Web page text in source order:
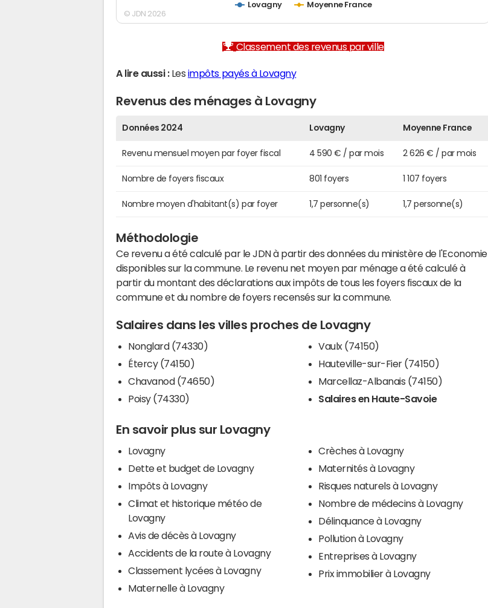
Lovagny Moyenne France
© JDN 2026
Classement des revenus par ville
A lire aussi :Les impôts payés à Lovagny
Revenus des ménages à Lovagny
Données 2024 Lovagny Moyenne France
Revenu mensuel moyen par foyer fiscal 4 590 € / par mois 2 626 € / par mois
Nombre de foyers fiscaux 801 foyers 1 107 foyers
Nombre moyen d'habitant(s) par foyer 1,7 personne(s) 1,7 personne(s)
Méthodologie
Ce revenu a été calculé par le JDN à partir des données du ministère de l'Economie
disponibles sur la commune. Le revenu net moyen par ménage a été calculé à
partir du montant des déclarations aux impôts de tous les foyers fiscaux de la
commune et du nombre de foyers recensés sur la commune.
Salaires dans les villes proches de Lovagny
Nonglard (74330)
Étercy (74150)
Chavanod (74650)
Poisy (74330)
Vaulx (74150)
Hauteville-sur-Fier (74150)
Marcellaz-Albanais (74150)
Salaires en Haute-Savoie
En savoir plus sur Lovagny
Lovagny
Dette et budget de Lovagny
Impôts à Lovagny
Climat et historique météo de
Lovagny
Avis de décès à Lovagny
Accidents de la route à Lovagny
Classement lycées à Lovagny
Maternelle à Lovagny
Crèches à Lovagny
Maternités à Lovagny
Risques naturels à Lovagny
Nombre de médecins à Lovagny
Délinquance à Lovagny
Pollution à Lovagny
Entreprises à Lovagny
Prix immobilier à Lovagny